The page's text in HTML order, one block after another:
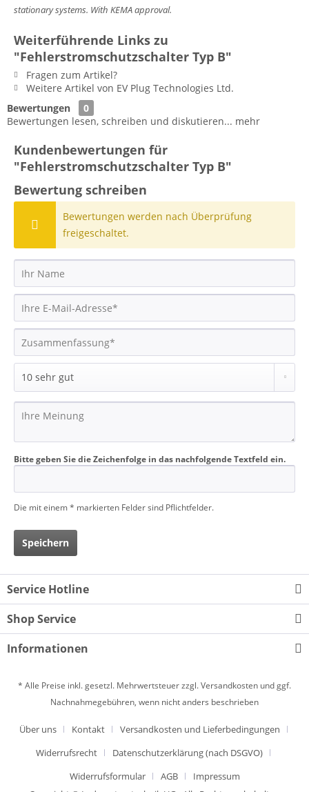
stationary systems. With KEMA approval.
Weiterführende Links zu
"Fehlerstromschutzschalter Typ B"
Fragen zum Artikel?
Weitere Artikel von EV Plug Technologies Ltd.
Bewertungen
0
Bewertungen lesen, schreiben und diskutieren... mehr
Kundenbewertungen für
"Fehlerstromschutzschalter Typ B"
Bewertung schreiben
Bewertungen werden nach Überprüfung
freigeschaltet.
Bitte geben Sie die Zeichenfolge in das nachfolgende Textfeld ein.
Die mit einem * markierten Felder sind Pflichtfelder.
Speichern
Service Hotline
Shop Service
Informationen
* Alle Preise inkl. gesetzl. Mehrwertsteuer zzgl.Versandkosten und ggf.
Nachnahmegebühren, wenn nicht anders beschrieben
Über uns Kontakt
Versandkosten und Lieferbedingungen
Widerrufsrecht
Datenschutzerklärung (nach DSGVO)
Widerrufsformular
AGB
Impressum